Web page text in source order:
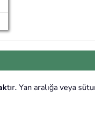
tır. Yan aralığa veya